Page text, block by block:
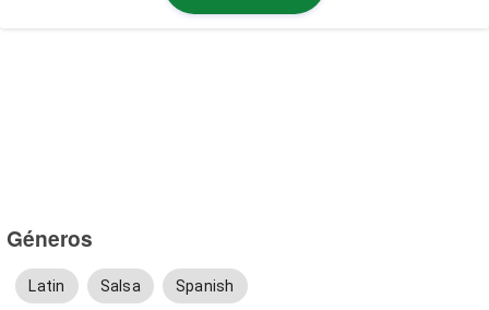
Géneros
Latin Salsa Spanish